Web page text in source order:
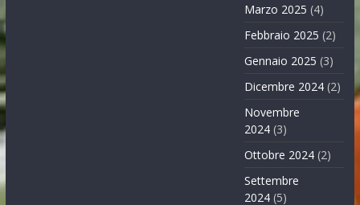
Marzo 2025 (4)
Febbraio 2025 (2)
Gennaio 2025 (3)
Dicembre 2024 (2)
Novembre
2024 (3)
Ottobre 2024 (2)
Settembre
2024 (5)